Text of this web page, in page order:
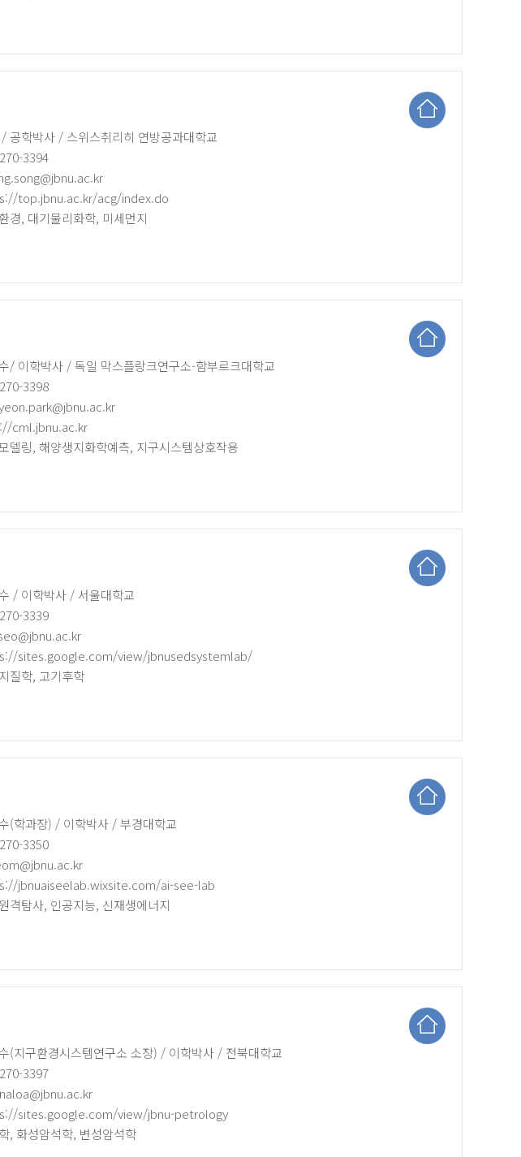
공학박사 / 스위스취리히 연방공과대학교
3394
top.jbnu.ac.kr/acg/index.do
경, 대기물리화학, 미세먼지
/ 이학박사 / 독일 막스플랑크연구소-함부르크대학교
3398
cml.jbnu.ac.kr
델링, 해양생지화학예측, 지구시스템상호작용
/ 이학박사 / 서울대학교
3339
sites.google.com/view/jbnusedsystemlab/
질학, 고기후학
(학과장) / 이학박사 / 부경대학교
3350
jbnuaiseelab.wixsite.com/ai-see-lab
격탐사, 인공지능, 신재생에너지
(지구환경시스템연구소 소장) / 이학박사 / 전북대학교
3397
sites.google.com/view/jbnu-petrology
, 화성암석학, 변성암석학